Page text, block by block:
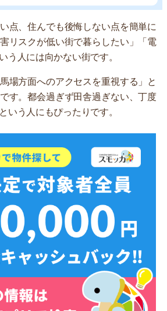
点、住んでも後悔しない点を簡単に
リスクが低い街で暮らしたい」「電
う人には向かない街です。
場方面へのアクセスを重視する」と
す。都会過ぎず田舎過ぎない、丁度
いう人にもぴったりです。